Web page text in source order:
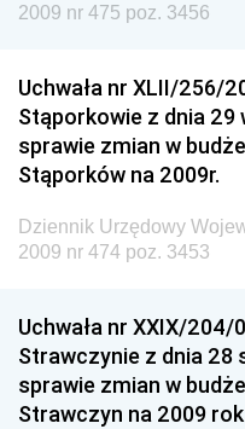
Dziennik Urzędowy
Dziennik Urzędowy
Krajowych i Autostrad
Dziennik Urzędowy
Dziennik Urzędowy
Dziennik Urzędowy
Dziennik Urzędowy
Dziennik Urzędowy
2009 nr 475 poz. 3456
Uchwała nr XLII/256/
Stąporkowie z dnia 29
sprawie zmian w
Stąporków na 2009r.
Dziennik Urzędowy
2009 nr 474 poz. 3453
Uchwała nr XXIX/204/
Strawczynie z dnia 28
sprawie zmian w
Strawczyn na 2009 rok